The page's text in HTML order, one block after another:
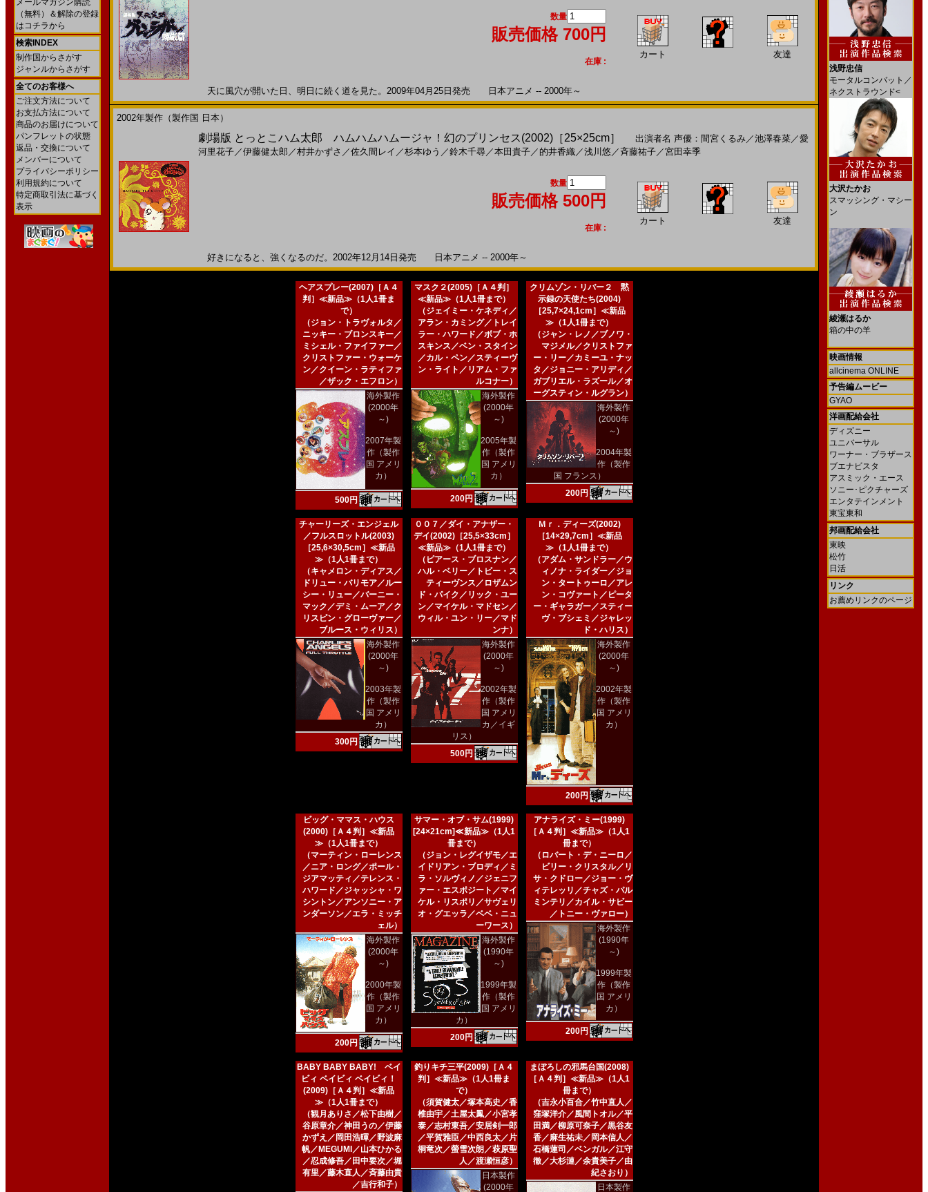
メールマガジン購読
（無料）＆解除の登録
はコチラから
検索INDEX
制作国からさがす
ジャンルからさがす
全てのお客様へ
ご注文方法について
お支払方法について
商品のお届けについて
パンフレットの状態
返品・交換について
メンバーについて
プライバシーポリシー
利用規約について
特定商取引法に基づく
表示
数量
販売価格 700円
在庫 :
カート 友達
天に風穴が開いた日、明日に続く道を見た。2009年04月25日発売 日本アニメ -- 2000年～
2002年製作（製作国 日本）
劇場版 とっとこハム太郎 ハムハムハムージャ！幻のプリンセス(2002)［25×25cm］ 出演者名 声優：間宮くるみ／池澤春菜／愛
河里花子／伊藤健太郎 ／村井かずさ ／佐久間レイ ／杉本ゆう ／鈴木千尋／本田貴子／ 的井香織／浅川悠／斉藤祐子／宮田幸季
数量
販売価格 500円
在庫 :
カート 友達
好きになると、強くなるのだ。2002年12月14日発売 日本アニメ -- 2000年～
ヘアスプレー(2007)［Ａ４
判］≪新品≫（1人1冊ま
で）
（ジョン・トラヴォルタ／
ニッキー・ブロンスキー／
ミシェル・ファイファー／
クリストファー・ウォーケ
ン／クイーン・ラティファ
／ザック・エフロン）
海外製作
(2000年
～)
2007年製
作（製作
国 アメリ
カ）
500円
マスク２(2005)［Ａ４判］
≪新品≫（1人1冊まで）
（ジェイミー・ケネディ／
アラン・カミング／トレイ
ラー・ハワード／ボブ・ホ
スキンス／ベン・スタイン
／カル・ペン／スティーヴ
ン・ライト／リアム・ファ
ルコナー）
海外製作
(2000年
～)
2005年製
作（製作
国 アメリ
カ）
200円
クリムゾン・リバー２ 黙
示録の天使たち(2004)
［25,7×24,1cm］≪新品
≫（1人1冊まで）
（ジャン・レノ／ブノワ・
マジメル／クリストファ
ー・リー／カミーユ・ナッ
タ／ジョニー・アリディ／
ガブリエル・ラズール／オ
ーグスティン・ルグラン）
海外製作
(2000年
～)
2004年製
作（製作
国 フランス）
200円
チャーリーズ・エンジェル
／フルスロットル(2003)
［25,6×30,5cm］≪新品
≫（1人1冊まで）
（キャメロン・ディアス／
ドリュー・バリモア／ルー
シー・リュー／バーニー・
マック／デミ・ムーア／ク
リスピン・グローヴァー／
ブルース・ウィリス）
海外製作
(2000年
～)
2003年製
作（製作
国 アメリ
カ）
300円
００７／ダイ・アナザー・
デイ(2002)［25,5×33cm］
≪新品≫（1人1冊まで）
（ピアース・ブロスナン／
ハル・ベリー／トビー・ス
ティーヴンス／ロザムン
ド・パイク／リック・ユー
ン／マイケル・マドセン／
ウィル・ユン・リー／マド
ンナ）
海外製作
(2000年
～)
2002年製
作（製作
国 アメリ
カ／イギ
リス）
500円
Ｍｒ．ディーズ(2002)
［14×29,7cm］≪新品
≫（1人1冊まで）
（アダム・サンドラー／ウ
ィノナ・ライダー／ジョ
ン・タートゥーロ／アレ
ン・コヴァート／ピータ
ー・ギャラガー／スティー
ヴ・ブシェミ／ジャレッ
ド・ハリス）
海外製作
(2000年
～)
2002年製
作（製作
国 アメリ
カ）
200円
ビッグ・ママス・ハウス
(2000)［Ａ４判］≪新品
≫（1人1冊まで）
（マーティン・ローレンス
／ニア・ロング／ポール・
ジアマッティ／テレンス・
ハワード／ジャッシャ・ワ
シントン／アンソニー・ア
ンダーソン／エラ・ミッチ
ェル）
海外製作
(2000年
～)
2000年製
作（製作
国 アメリ
カ）
200円
サマー・オブ・サム(1999)
[24×21cm]≪新品≫（1人1
冊まで）
（ジョン・レグイザモ／エ
イドリアン・ブロディ／ミ
ラ・ソルヴィノ／ジェニフ
ァー・エスポジート／マイ
ケル・リスポリ／サヴェリ
オ・グエッラ／ベベ・ニュ
ーワース）
海外製作
(1990年
～)
1999年製
作（製作
国 アメリ
カ）
200円
アナライズ・ミー(1999)
［Ａ４判］≪新品≫（1人1
冊まで）
（ロバート・デ・ニーロ／
ビリー・クリスタル／リ
サ・クドロー／ジョー・ヴ
ィテレッリ／チャズ・パル
ミンテリ／カイル・サビー
／トニー・ヴァロー）
海外製作
(1990年
～)
1999年製
作（製作
国 アメリ
カ）
200円
BABY BABY BABY! ベイ
ビィ ベイビィ ベイビィ！
(2009)［Ａ４判］≪新品
≫（1人1冊まで）
（観月ありさ／松下由樹／
谷原章介／神田うの／伊藤
かずえ／岡田浩暉／野波麻
帆／MEGUMI／山本ひかる
／忍成修吾／田中要次／堀
有里／藤木直人／斉藤由貴
／吉行和子）
釣りキチ三平(2009)［Ａ４
判］≪新品≫（1人1冊ま
で）
（須賀健太／塚本高史／香
椎由宇／土屋太鳳／小宮孝
泰／志村東吾／安居剣一郎
／平賀雅臣／中西良太／片
桐竜次／螢雪次朗／萩原聖
人／渡瀬恒彦）
日本製作
(2000年
まぼろしの邪馬台国(2008)
［Ａ４判］≪新品≫（1人1
冊まで）
（吉永小百合／竹中直人／
窪塚洋介／風間トオル／平
田満／柳原可奈子／黒谷友
香／麻生祐未／岡本信人／
石橋蓮司／ベンガル／江守
徹／大杉漣／余貴美子／由
紀さおり）
日本製作
浅野忠信
モータルコンバット／
ネクストラウンド<
大沢たかお
スマッシング・マシー
ン
綾瀬はるか
箱の中の羊
映画情報
allcinema ONLINE
予告編ムービー
GYAO
洋画配給会社
ディズニー
ユニバーサル
ワーナー・ブラザース
ブエナビスタ
アスミック・エース
ソニー･ピクチャーズ
エンタテインメント
東宝東和
邦画配給会社
東映
松竹
日活
リンク
お薦めリンクのページ